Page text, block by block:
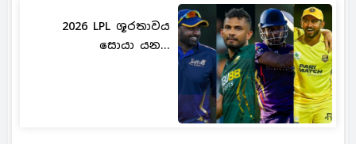
2026 LPL ශූරතාවය
සොයා යන...